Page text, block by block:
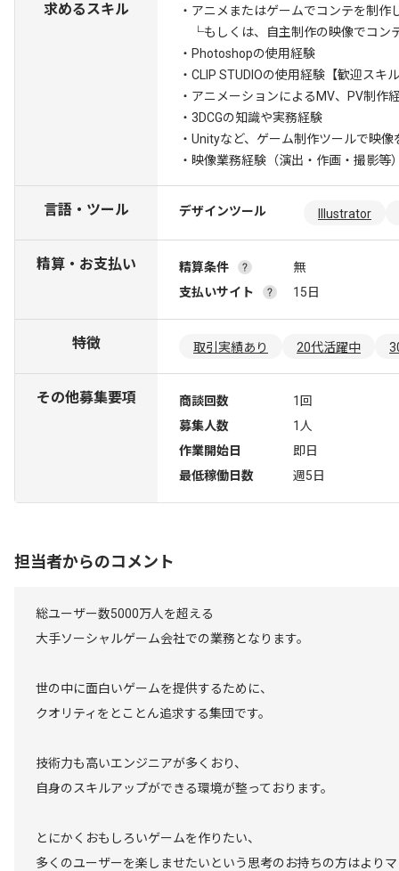
求めるスキル
・アニメまたはゲームでコンテを制作
└もしくは、自主制作の映像でコン
・Photoshopの使用経験
・CLIP STUDIOの使用経験 【歓迎スキ
・アニメーションによるMV、PV制作
・3DCGの知識や実務経験
・Unityなど、ゲーム制作ツールで映
・映像業務経験（演出・作画・撮影等
言語・ツール デザインツール Illustrator
精算・お支払い 精算条件
無
支払いサイト
15日
特徴 取引実績あり 20代活躍中
その他募集要項 商談回数
1回
募集人数
1人
作業開始日
即日
最低稼働日数
週5日
担当者からのコメント
総ユーザー数5000万人を超える
大手ソーシャルゲーム会社での業務となります。
世の中に面白いゲームを提供するために、
クオリティをとことん追求する集団です。
技術力も高いエンジニアが多くおり、
自身のスキルアップができる環境が整っております。
とにかくおもしろいゲームを作りたい、
多くのユーザーを楽しませたいという思考のお持ちの方はより